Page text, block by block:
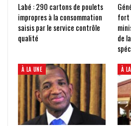
Labé : 290 cartons de poulets
impropres à la consommation
saisis par le service contrôle
qualité
fort
de
À LA UNE À